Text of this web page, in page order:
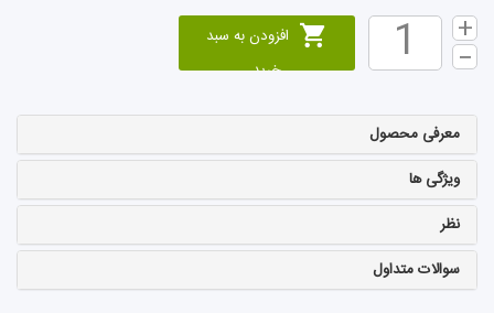
افزودن به سبد
خرید
معرفی محصول
ویژگی ها
نظر
سوالات متداول